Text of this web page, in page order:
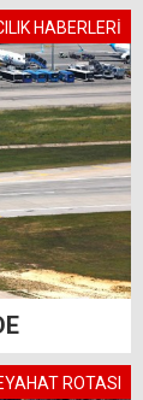
HABERLERİ
ROTASI